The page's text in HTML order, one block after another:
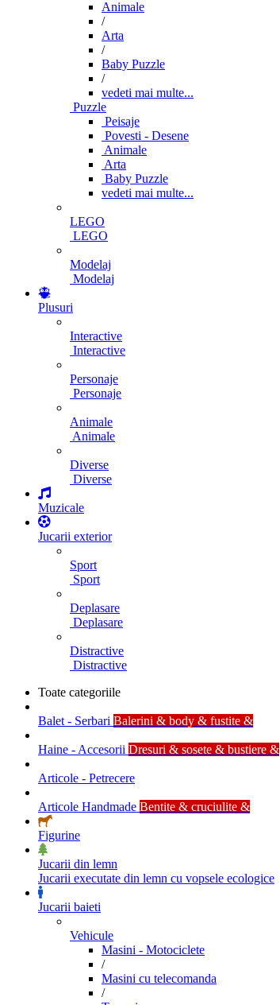
Animale
/
Arta
/
Baby Puzzle
/
vedeti mai multe...
Puzzle
Peisaje
Povesti - Desene
Animale
Arta
Baby Puzzle
vedeti mai multe...
LEGO
LEGO
Modelaj
Modelaj
Plusuri
Interactive
Interactive
Personaje
Personaje
Animale
Animale
Diverse
Diverse
Muzicale
Jucarii exterior
Sport
Sport
Deplasare
Deplasare
Distractive
Distractive
Toate categoriile
Balet - Serbari Balerini & body & fustite &
Haine - Accesorii Dresuri & sosete & bustiere &
Articole - Petrecere
Articole Handmade Bentite & cruciulite &
Figurine
Jucarii din lemn
Jucarii executate din lemn cu vopsele ecologice
Jucarii baieti
Vehicule
Masini - Motociclete
/
Masini cu telecomanda
/